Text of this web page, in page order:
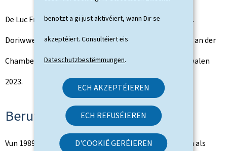
benotzt a gi just aktivéiert, wann Dir se
akzeptéiert. Consultéiert eis
Dateschutzbestëmmungen.
ECH AKZEPTÉIEREN
ECH REFUSÉIEREN
D'COOKIË GERÉIEREN
De Luc Frieden ass säit 1994 Member vun der CSV (EPP).
Doriwwer eraus ass hie vun 1994 bis 1998 Deputéierten an der
Chamber a Spëtzekandidat vun der CSV fir d'Chamberwalen
2023.
Beruffstätegkeet
Vun 1989 bis 1998 a vun 2016 bis 2023 ass de Luc Frieden als